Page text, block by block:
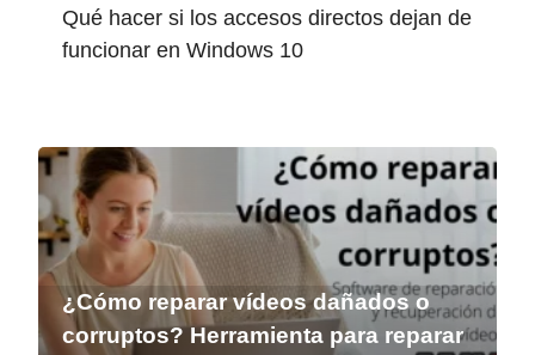
Qué hacer si los accesos directos dejan de
funcionar en Windows 10
¿Cómo reparar vídeos dañados o
corruptos? Herramienta para reparar